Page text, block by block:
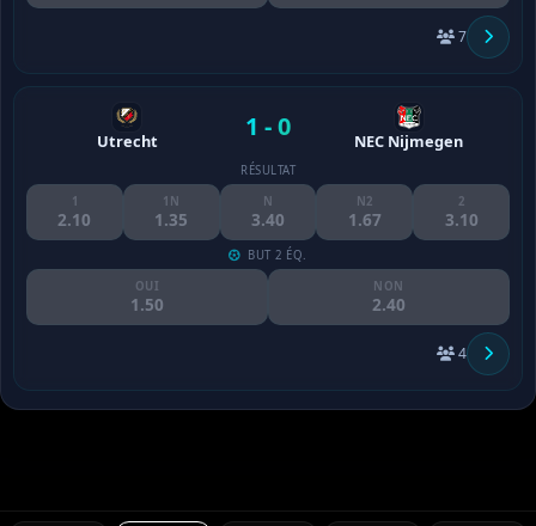
7
Utrecht 1 - 0 NEC Nijmegen
RÉSULTAT
1
2.10
1N
1.35
N
3.40
N2
1.67
2
3.10
BUT 2 ÉQ.
OUI
1.50
NON
2.40
4